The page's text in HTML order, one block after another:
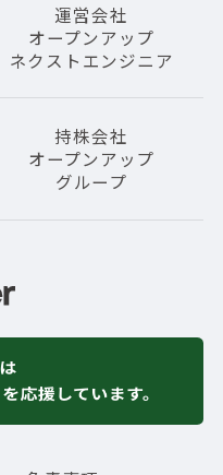
運営会社
オープンアップ
ネクストエンジニア
持株会社
オープンアップ
グループ